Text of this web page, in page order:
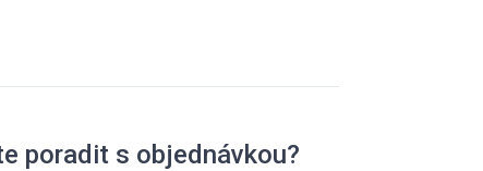
poradit s objednávkou?